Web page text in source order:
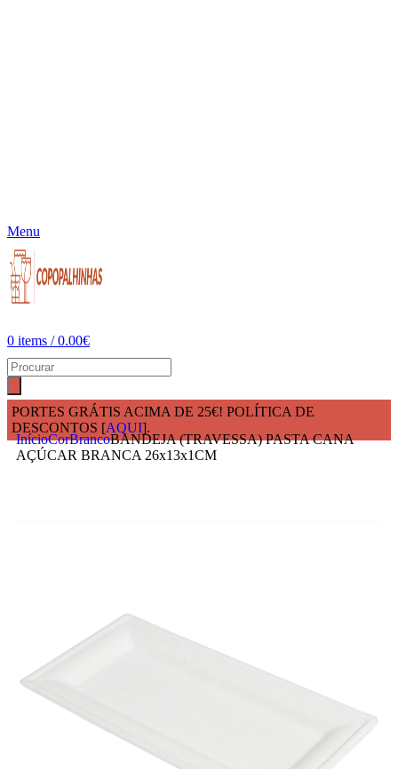
Menu
0 items / 0.00€
PORTES GRÁTIS ACIMA DE 25€! POLÍTICA DE
DESCONTOS [AQUI].
InícioCorBrancoBANDEJA (TRAVESSA) PASTA CANA
AÇÚCAR BRANCA 26x13x1CM